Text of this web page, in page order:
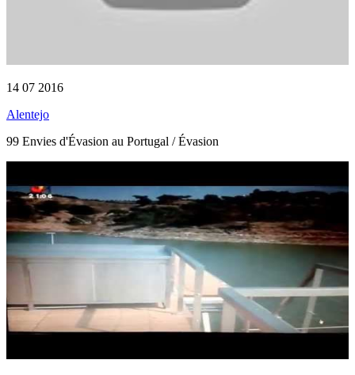
14 07 2016
Alentejo
99 Envies d'Évasion au Portugal / Évasion